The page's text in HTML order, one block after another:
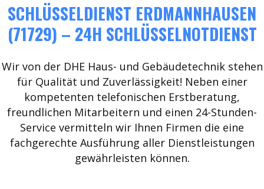
SCHLÜSSELDIENST ERDMANNHAUSEN
(71729) – 24H SCHLÜSSELNOTDIENST
Wir von der DHE Haus- und Gebäudetechnik stehen
für Qualität und Zuverlässigkeit! Neben einer
kompetenten telefonischen Erstberatung,
freundlichen Mitarbeitern und einen 24-Stunden-
Service vermitteln wir Ihnen Firmen die eine
fachgerechte Ausführung aller Dienstleistungen
gewährleisten können.